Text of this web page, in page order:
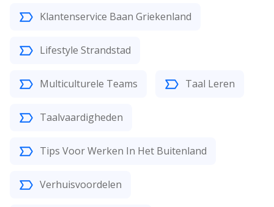
Klantenservice Baan Griekenland
Lifestyle Strandstad
Multiculturele Teams Taal Leren
Taalvaardigheden
Tips Voor Werken In Het Buitenland
Verhuisvoordelen